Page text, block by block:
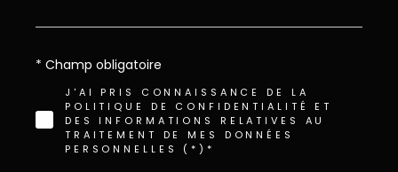
J'AI PRIS CONNAISSANCE DE LA
POLITIQUE DE CONFIDENTIALITÉ ET
DES INFORMATIONS RELATIVES AU
TRAITEMENT DE MES DONNÉES
PERSONNELLES (*)*
* Champ obligatoire